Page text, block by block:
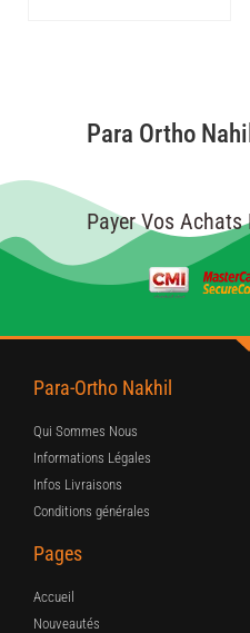
Para Ortho
Payer Vos Achats
Para-Ortho Nakhil
Qui Sommes Nous
Informations Légales
Infos Livraisons
Conditions générales
Pages
Accueil
Nouveautés